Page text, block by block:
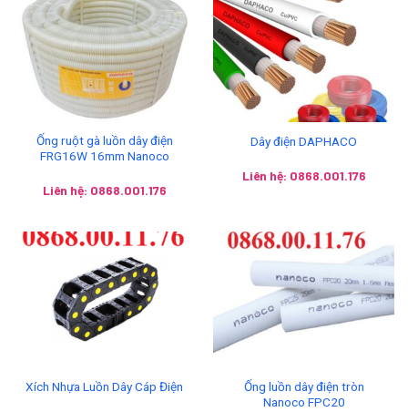
Ống ruột gà luồn dây điện
FRG16W 16mm Nanoco
Liên hệ: 0868.001.176
Dây điện DAPHACO
Liên hệ: 0868.001.176
Xích Nhựa Luồn Dây Cáp Điện
Ống luồn dây điện tròn
Nanoco FPC20